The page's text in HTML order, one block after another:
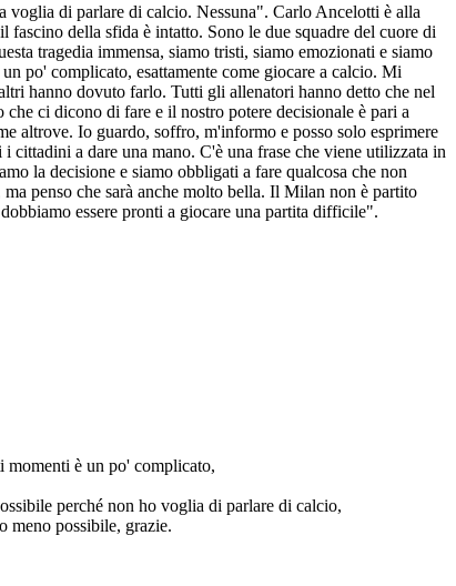
voglia di parlare di calcio. Nessuna". Carlo Ancelotti è alla
della sfida è intatto. Sono le due squadre del cuore di
tragedia immensa, siamo tristi, siamo emozionati e siamo
po' complicato, esattamente come giocare a calcio. Mi
hanno dovuto farlo. Tutti gli allenatori hanno detto che nel
ci dicono di fare e il nostro potere decisionale è pari a
altrove. Io guardo, soffro, m'informo e posso solo esprimere
cittadini a dare una mano. C'è una frase che viene utilizzata in
la decisione e siamo obbligati a fare qualcosa che non
penso che sarà anche molto bella. Il Milan non è partito
essere pronti a giocare una partita difficile".
momenti è un po' complicato,
perché non ho voglia di parlare di calcio,
meno possibile, grazie.